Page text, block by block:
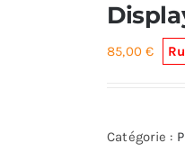
85,00€
Catégorie :